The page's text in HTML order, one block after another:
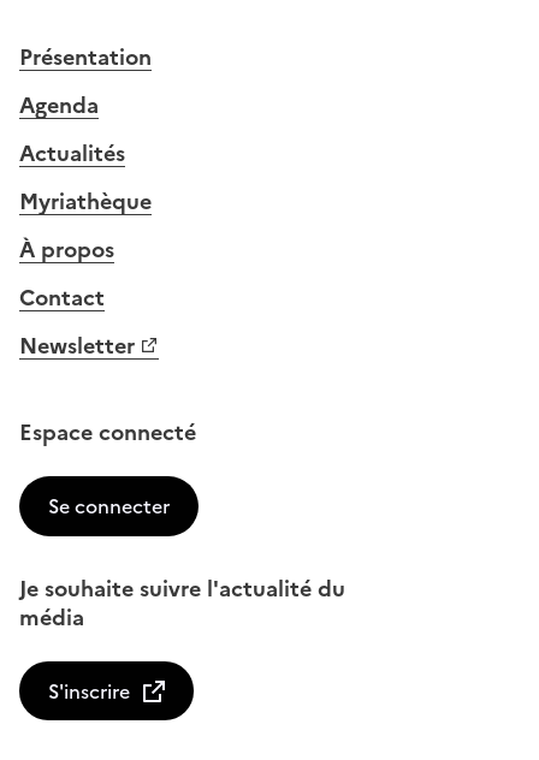
Présentation
Agenda
Actualités
Myriathèque
À propos
Contact
Newsletter
Espace connecté
Se connecter
Je souhaite suivre l'actualité du
média
S'inscrire